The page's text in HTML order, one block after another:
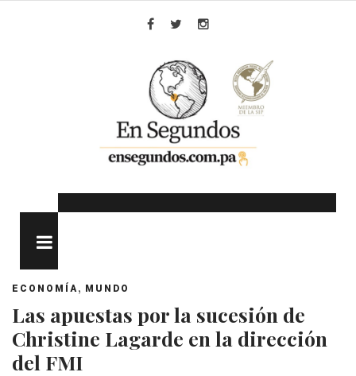
ECONOMÍA, MUNDO
Las apuestas por la sucesión de
Christine Lagarde en la dirección
del FMI